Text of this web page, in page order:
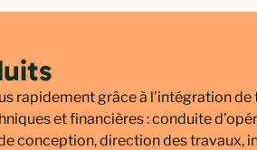
rapidement grâce à l’intégration de
et financières : conduite
conception, direction des travaux,